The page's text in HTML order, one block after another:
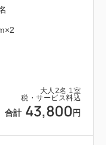
大人 2名 1室
税・サービス料込
合計 43,800 円